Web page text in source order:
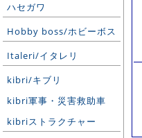
ハセガワ
Hobby boss/ホビーボス
Italeri/イタレリ
kibri/キブリ
kibri軍事・災害救助車
kibriストラクチャー